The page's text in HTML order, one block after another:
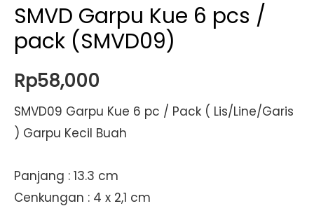
SMVD Garpu Kue 6 pcs /
pack (SMVD09)
Rp58,000
SMVD09 Garpu Kue 6 pc / Pack ( Lis/Line/Garis
) Garpu Kecil Buah
Panjang : 13.3 cm
Cenkungan : 4 x 2,1 cm